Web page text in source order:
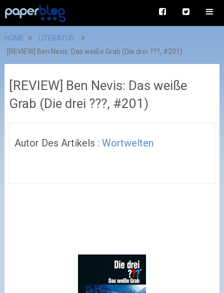
HOME
LITERATUR
[REVIEW] Ben Nevis: Das weiße Grab (Die drei ???, #201)
[REVIEW] Ben Nevis: Das weiße
Grab (Die drei ???, #201)
Autor Des Artikels : Wortwelten